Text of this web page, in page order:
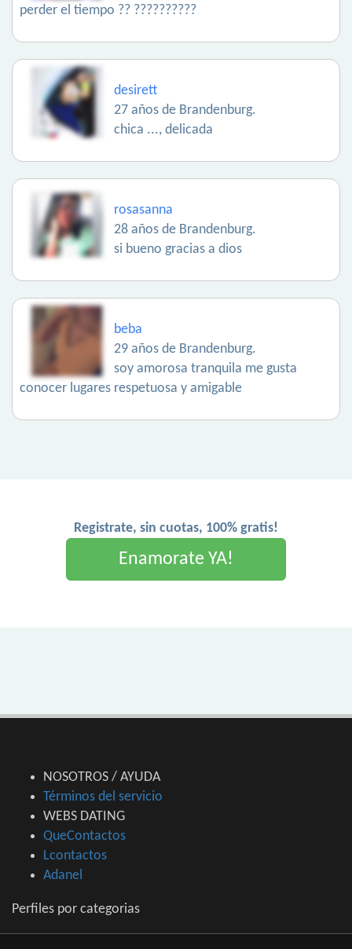
perder el tiempo ?? ??????????
desirett
27 años de Brandenburg.
chica ..., delicada
rosasanna
28 años de Brandenburg.
si bueno gracias a dios
beba
29 años de Brandenburg.
soy amorosa tranquila me gusta
conocer lugares respetuosa y amigable
Registrate, sin cuotas, 100% gratis!
Enamorate YA!
NOSOTROS / AYUDA
Términos del servicio
WEBS DATING
QueContactos
Lcontactos
Adanel
Perfiles por categorias